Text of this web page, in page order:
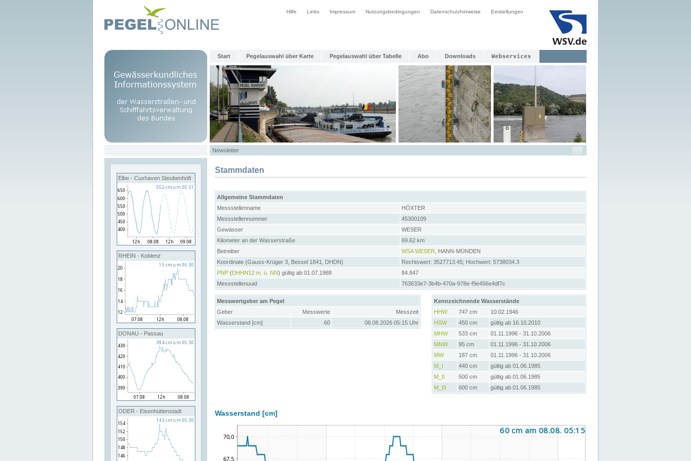
Hilfe Links Impressum Nutzungsbedingungen Datenschutzhinweise Einstellungen
Start Pegelauswahl über Karte Pegelauswahl über Tabelle Abo Downloads Webservices
Newsletter
Elbe - Cuxhaven Steubenhöft
RHEIN - Koblenz
DONAU - Passau
ODER - Eisenhüttenstadt
Stammdaten
Allgemeine Stammdaten
Messstellenname
HÖXTER
Messstellennummer
45300109
Gewässer
WESER
Kilometer an der Wasserstraße
69.62 km
Betreiber
WSA WESER , HANN-MÜNDEN
Koordinate (Gauss-Krüger 3, Bessel 1841, DHDN)
Rechtswert: 3527713.45; Hochwert: 5738034.3
PNP (DHHN12 m. ü. NN) gültig ab 01.07.1988
84.847
Messstellenuuid
763633e7-3b4b-470a-978e-f9e456e4df7c
Messwertgeber am Pegel
Geber
Messwerte
Messzeit
Wasserstand [cm]
60 08.08.2026 05:15 Uhr
Kennzeichnende Wasserstände
HHW
747 cm
10.02.1946
HSW
450 cm
gültig ab 16.10.2010
MHW
533 cm
01.11.1996 - 31.10.2006
MNW
95 cm
01.11.1996 - 31.10.2006
MW
187 cm
01.11.1996 - 31.10.2006
M_I
440 cm
gültig ab 01.06.1985
M_II
500 cm
gültig ab 01.06.1985
M_III
600 cm gültig ab 01.06.1985
Wasserstand [cm]